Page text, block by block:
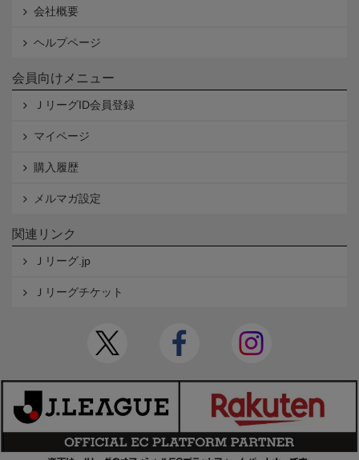
会社概要
ヘルプページ
会員向けメニュー
ＪリーグID会員登録
マイページ
購入履歴
メルマガ設定
関連リンク
Ｊリーグ.jp
Ｊリーグチケット